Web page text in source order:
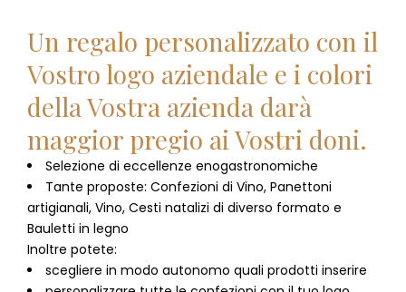
Un regalo personalizzato con il
Vostro logo aziendale e i colori
della Vostra azienda darà
maggior pregio ai Vostri doni.
Selezione di eccellenze enogastronomiche
Tante proposte: Confezioni di Vino, Panettoni
artigianali, Vino, Cesti natalizi di diverso formato e
Bauletti in legno
Inoltre potete:
scegliere in modo autonomo quali prodotti inserire